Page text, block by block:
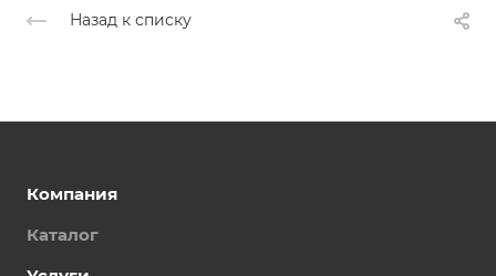
Назад к списку
Компания
Каталог